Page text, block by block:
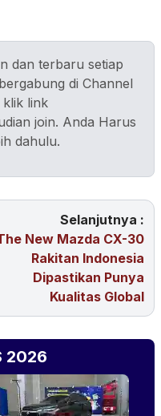
dan terbaru setiap
di Channel
klik link
join. Anda Harus
dahulu.
Selanjutnya :
New Mazda CX-30
Rakitan Indonesia
Dipastikan Punya
Kualitas Global
2026